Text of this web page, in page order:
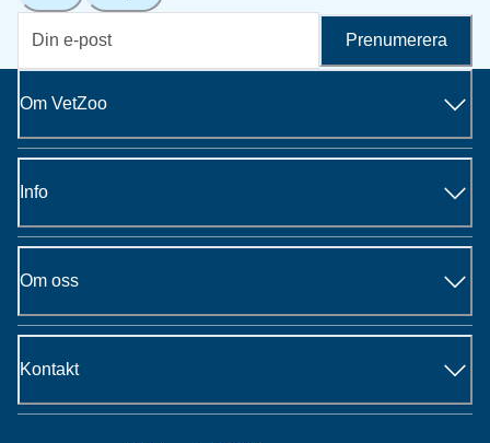
Prenumerera
Om VetZoo
Info
Om oss
Kontakt